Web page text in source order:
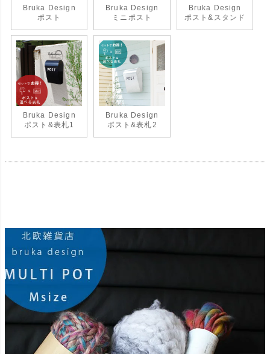
Bruka Design
ポスト
Bruka Design
ミニポスト
Bruka Design
ポスト&スタンド
Bruka Design
ポスト&表札1
Bruka Design
ポスト&表札2